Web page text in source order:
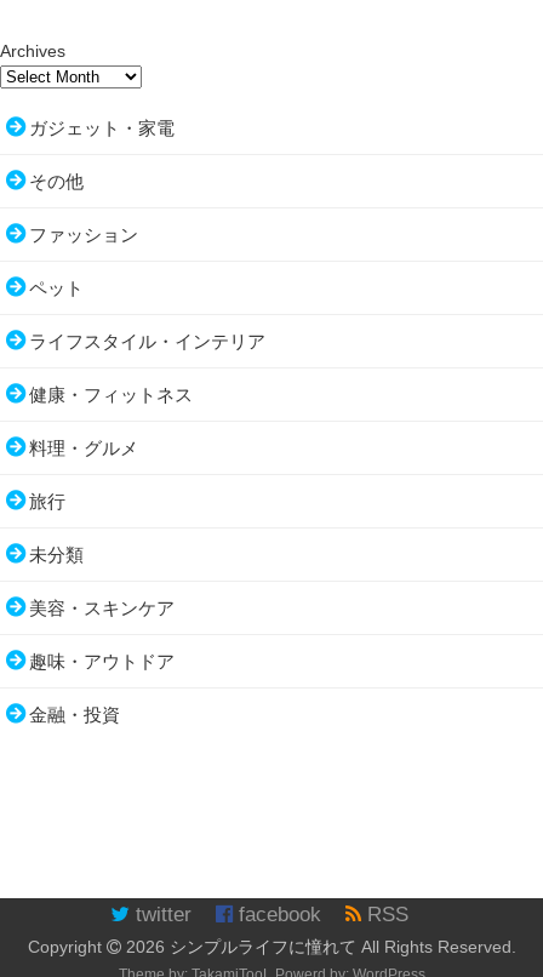
Archives
ガジェット・家電
その他
ファッション
ペット
ライフスタイル・インテリア
健康・フィットネス
料理・グルメ
旅行
未分類
美容・スキンケア
趣味・アウトドア
金融・投資
twitter facebook RSS
Copyright 2026 シンプルライフに憧れて All Rights Reserved.